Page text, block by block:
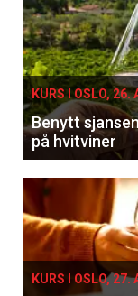
KURS I OSLO, 26.
Benytt
på hvitviner
KURS I OSLO, 27.